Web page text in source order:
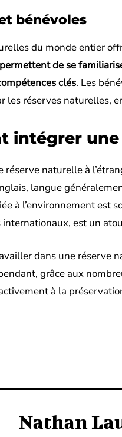
bénévoles
du monde entier
de se
clés. Les
les réserves naturelles,
intégrer
réserve naturelle à
langue
à l’environnement est
est un
dans une réserve
grâce aux
à la
Nathan